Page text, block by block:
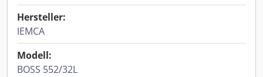
Hersteller:
IEMCA
Modell:
BOSS 552/32L